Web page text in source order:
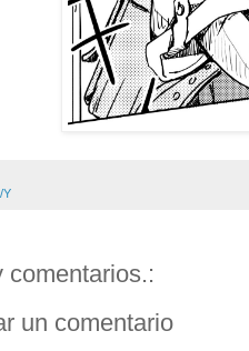
Y
comentarios.:
un comentario